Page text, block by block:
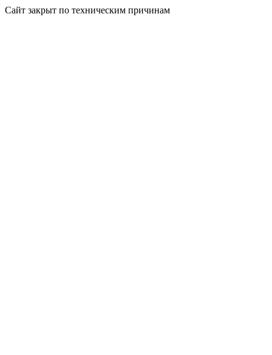
Сайт закрыт по техническим причинам